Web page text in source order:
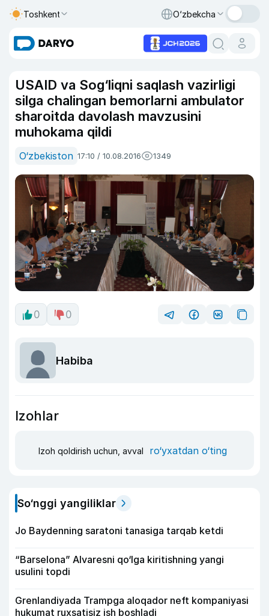
Toshkent O‘zbekcha
USAID va Sog‘liqni saqlash vazirligi
silga chalingan bemorlarni ambulator
sharoitda davolash mavzusini
muhokama qildi
O‘zbekiston 17:10 / 10.08.2016 1349
0 0
Habiba
Izohlar
Izoh qoldirish uchun, avval ro‘yxatdan o‘ting
So‘nggi yangiliklar
Jo Baydenning saratoni tanasiga tarqab ketdi
“Barselona” Alvaresni qo‘lga kiritishning yangi
usulini topdi
Grenlandiyada Trampga aloqador neft kompaniyasi
hukumat ruxsatisiz ish boshladi